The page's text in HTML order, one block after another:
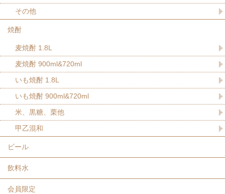
その他
焼酎
麦焼酎 1.8L
麦焼酎 900ml&720ml
いも焼酎 1.8L
いも焼酎 900ml&720ml
米、黒糖、栗他
甲乙混和
ビール
飲料水
会員限定